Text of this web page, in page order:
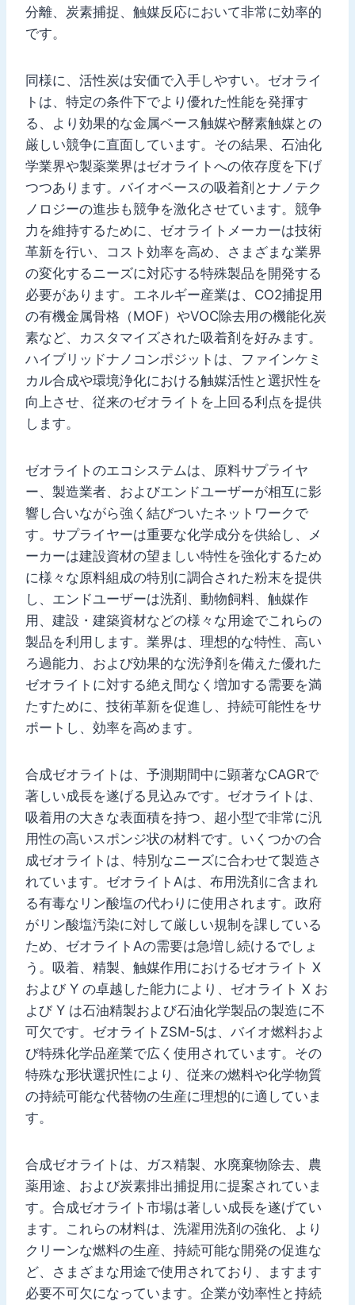
分離、炭素捕捉、触媒反応において非常に効率的
です。
同様に、活性炭は安価で入手しやすい。ゼオライ
トは、特定の条件下でより優れた性能を発揮す
る、より効果的な金属ベース触媒や酵素触媒との
厳しい競争に直面しています。その結果、石油化
学業界や製薬業界はゼオライトへの依存度を下げ
つつあります。バイオベースの吸着剤とナノテク
ノロジーの進歩も競争を激化させています。競争
力を維持するために、ゼオライトメーカーは技術
革新を行い、コスト効率を高め、さまざまな業界
の変化するニーズに対応する特殊製品を開発する
必要があります。エネルギー産業は、CO2捕捉用
の有機金属骨格（MOF）やVOC除去用の機能化炭
素など、カスタマイズされた吸着剤を好みます。
ハイブリッドナノコンポジットは、ファインケミ
カル合成や環境浄化における触媒活性と選択性を
向上させ、従来のゼオライトを上回る利点を提供
します。
ゼオライトのエコシステムは、原料サプライヤ
ー、製造業者、およびエンドユーザーが相互に影
響し合いながら強く結びついたネットワークで
す。サプライヤーは重要な化学成分を供給し、メ
ーカーは建設資材の望ましい特性を強化するため
に様々な原料組成の特別に調合された粉末を提供
し、エンドユーザーは洗剤、動物飼料、触媒作
用、建設・建築資材などの様々な用途でこれらの
製品を利用します。業界は、理想的な特性、高い
ろ過能力、および効果的な洗浄剤を備えた優れた
ゼオライトに対する絶え間なく増加する需要を満
たすために、技術革新を促進し、持続可能性をサ
ポートし、効率を高めます。
合成ゼオライトは、予測期間中に顕著なCAGRで
著しい成長を遂げる見込みです。ゼオライトは、
吸着用の大きな表面積を持つ、超小型で非常に汎
用性の高いスポンジ状の材料です。いくつかの合
成ゼオライトは、特別なニーズに合わせて製造さ
れています。ゼオライトAは、布用洗剤に含まれ
る有毒なリン酸塩の代わりに使用されます。政府
がリン酸塩汚染に対して厳しい規制を課している
ため、ゼオライトAの需要は急増し続けるでしょ
う。吸着、精製、触媒作用におけるゼオライト X
および Y の卓越した能力により、ゼオライト X お
よび Y は石油精製および石油化学製品の製造に不
可欠です。ゼオライトZSM-5は、バイオ燃料およ
び特殊化学品産業で広く使用されています。その
特殊な形状選択性により、従来の燃料や化学物質
の持続可能な代替物の生産に理想的に適していま
す。
合成ゼオライトは、ガス精製、水廃棄物除去、農
薬用途、および炭素排出捕捉用に提案されていま
す。合成ゼオライト市場は著しい成長を遂げてい
ます。これらの材料は、洗濯用洗剤の強化、より
クリーンな燃料の生産、持続可能な開発の促進な
ど、さまざまな用途で使用されており、ますます
必要不可欠になっています。企業が効率性と持続